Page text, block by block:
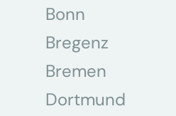
Bonn
Bregenz
Bremen
Dortmund